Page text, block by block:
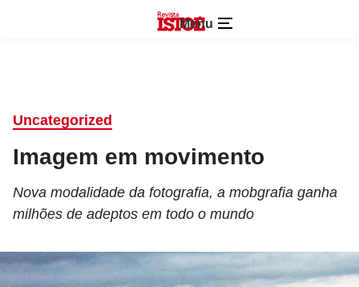
Menu
Uncategorized
Imagem em movimento
Nova modalidade da fotografia, a mobgrafia ganha
milhões de adeptos em todo o mundo